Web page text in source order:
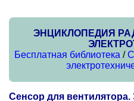
ЭНЦИКЛОПЕДИЯ
Бесплатная библиотека /
Сенсор для